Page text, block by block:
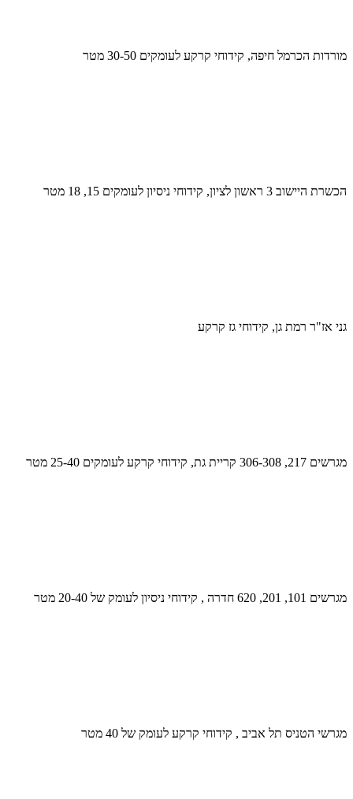
מורדות הכרמל חיפה, קידוחי קרקע לעומקים 30-50 מטר
הכשרת היישוב 3 ראשון לציון, קידוחי ניסיון לעומקים 15, 18 מטר
גני אז"ר רמת גן, קידוחי גז קרקע
מגרשים 217, 306-308 קריית גת, קידוחי קרקע לעומקים 25-40 מטר
מגרשים 101, 201, 620 חדרה , קידוחי ניסיון לעומק של 20-40 מטר
מגרשי הטניס תל אביב , קידוחי קרקע לעומק של 40 מטר